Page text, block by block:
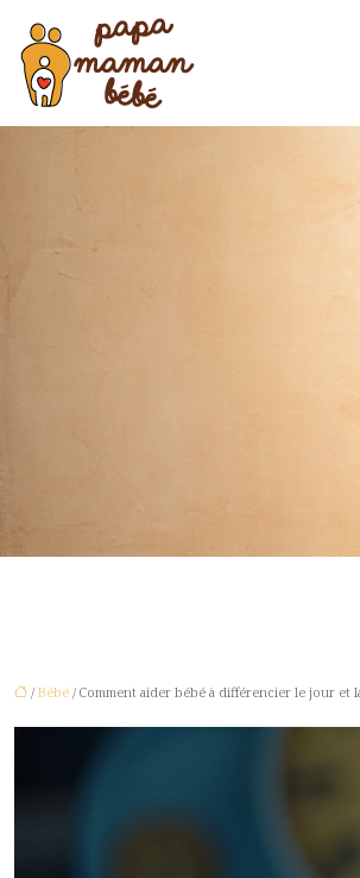
/ Bébé / Comment aider bébé à différencier le jour et